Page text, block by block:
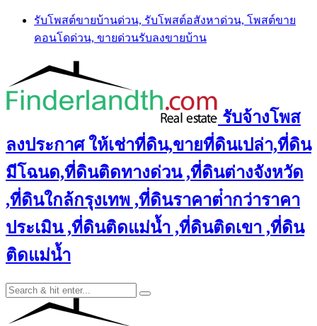
Skip
content
รับโพสต์ขายบ้านด่วน, รับโพสต์อสังหาด่วน, โพสต์ขาย
คอนโดด่วน, ขายด่วนรับลงขายบ้าน
รับจ้างโพส
ลงประกาศ ให้เช่าที่ดิน,ขายที่ดินเปล่า,ที่ดิน
มีโฉนด,ที่ดินติดทางด่วน ,ที่ดินต่างจังหวัด
,ที่ดินใกล้กรุงเทพ ,ที่ดินราคาต่ํากว่าราคา
ประเมิน ,ที่ดินติดแม่น้ำ ,ที่ดินติดเขา ,ที่ดิน
ติดแม่น้ำ